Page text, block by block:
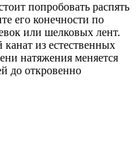
попробовать распять
его конечности по
или шелковых лент.
из естественных
натяжения меняется
до откровенно